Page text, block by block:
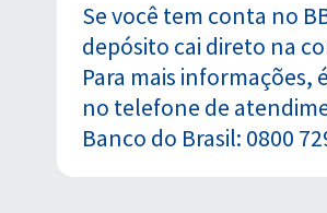
Se você tem conta no
depósito cai direto na
Para mais informações,
no telefone de
Banco do Brasil: 0800